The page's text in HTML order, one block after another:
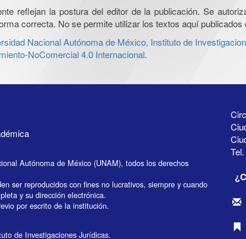
reflejan la postura del editor de la publicación. Se
correcta. No se permite utilizar los textos aquí
Nacional Autónoma de México, Instituto de
NoComercial 4.0 Internacional.
Autónoma de México (UNAM), todos los derechos
ser reproducidos con fines no lucrativos, siempre y cuando
y su dirección electrónica.
por escrito de la institución.
de Investigaciones Jurídicas.